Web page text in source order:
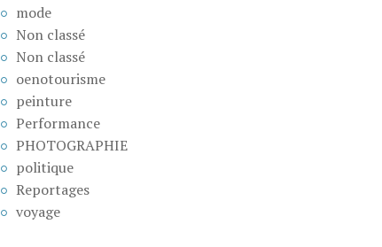
mode
Non classé
Non classé
oenotourisme
peinture
Performance
PHOTOGRAPHIE
politique
Reportages
voyage